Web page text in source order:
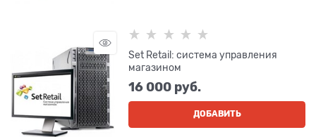
Set Retail: система управления
магазином
16 000 руб.
ДОБАВИТЬ